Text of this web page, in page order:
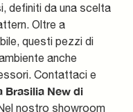
definiti da una scelta
Oltre a
questi pezzi di
anche
Contattaci e
Brasilia New di
nostro showroom